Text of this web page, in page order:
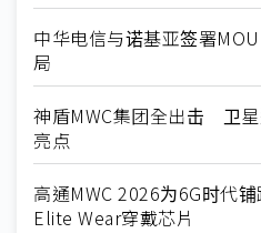
中华电信与诺基亚签署
局
神盾MWC集团全出击 卫
亮点
高通MWC 2026为6G时代
Elite Wear穿戴芯片